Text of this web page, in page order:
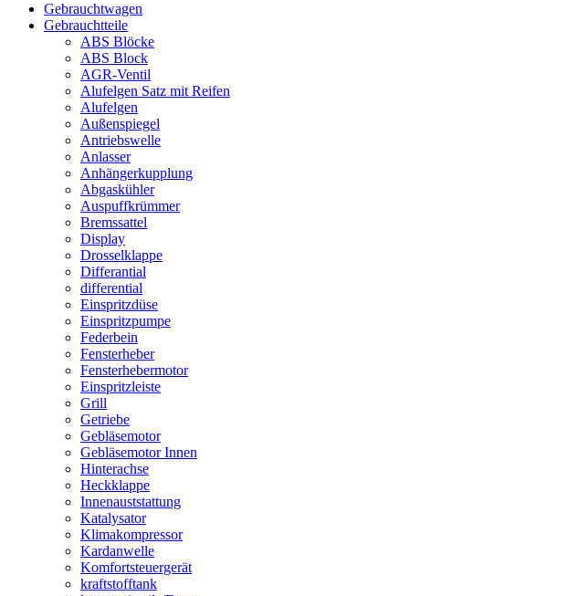
Gebrauchtwagen
Gebrauchtteile
ABS Blöcke
ABS Block
AGR-Ventil
Alufelgen Satz mit Reifen
Alufelgen
Außenspiegel
Antriebswelle
Anlasser
Anhängerkupplung
Abgaskühler
Auspuffkrümmer
Bremssattel
Display
Drosselklappe
Differantial
differential
Einspritzdüse
Einspritzpumpe
Federbein
Fensterheber
Fensterhebermotor
Einspritzleiste
Grill
Getriebe
Gebläsemotor
Gebläsemotor Innen
Hinterachse
Heckklappe
Innenauststattung
Katalysator
Klimakompressor
Kardanwelle
Komfortsteuergerät
kraftstofftank